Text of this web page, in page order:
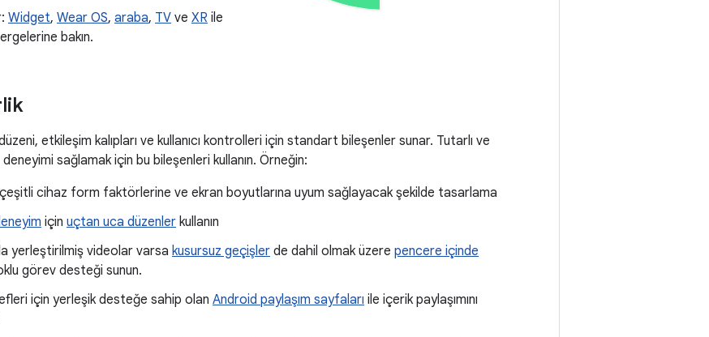
Widget, Wear OS, araba, TV ve XR ile
bakın.
etkileşim kalıpları ve kullanıcı kontrolleri için standart bileşenler sunar. Tutarlı ve
deneyimi sağlamak için bu bileşenleri kullanın. Örneğin:
çeşitli cihaz form faktörlerine ve ekran boyutlarına uyum sağlayacak şekilde tasarlama
için uçtan uca düzenler kullanın
yerleştirilmiş videolar varsa kusursuz geçişler de dahil olmak üzere pencere içinde
görev desteği sunun.
için yerleşik desteğe sahip olan Android paylaşım sayfaları ile içerik paylaşımını